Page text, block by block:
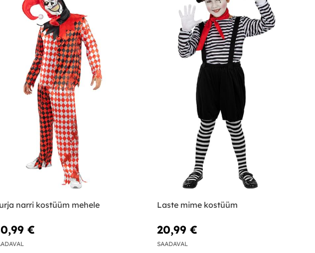
narri kostüüm mehele
€
Laste mime kostüüm
20,99 €
SAADAVAL